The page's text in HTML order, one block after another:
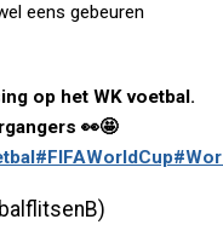
eens gebeuren
op het WK voetbal.
👀🤩
#FIFAWorldCup